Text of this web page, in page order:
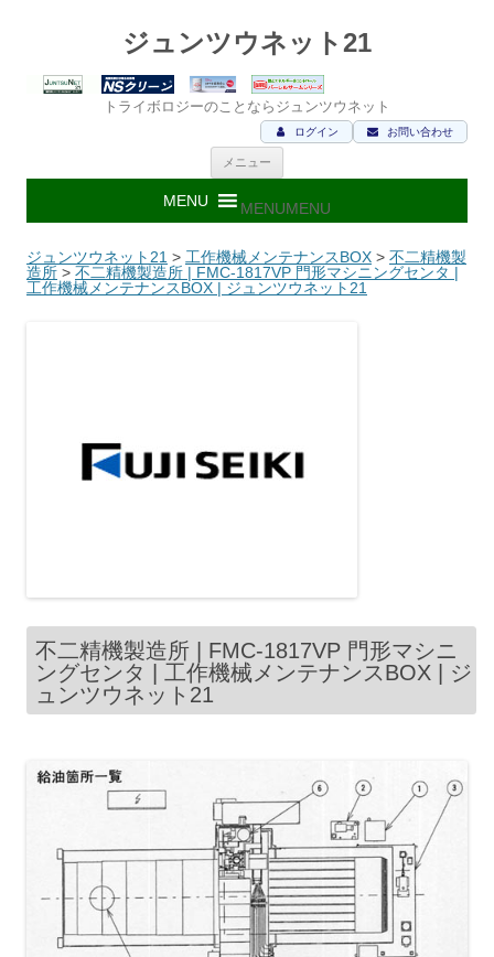
ジュンツウネット21
トライボロジーのことならジュンツウネット
お問い合わせ
ログイン
メニュー
ン
ツ
ス
キ
ッ
プ
MENUMENU
ジュンツウネット21 > 工作機械メンテナンスBOX > 不二精機製
造所 > 不二精機製造所 | FMC-1817VP 門形マシニングセンタ |
工作機械メンテナンスBOX | ジュンツウネット21
不二精機製造所 | FMC-1817VP 門形マシニ
ングセンタ | 工作機械メンテナンスBOX | ジ
ュンツウネット21